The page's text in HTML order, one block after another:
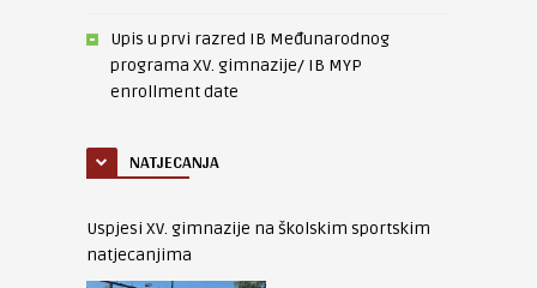
Upis u prvi razred IB Međunarodnog
programa XV. gimnazije/ IB MYP
enrollment date
NATJECANJA
Uspjesi XV. gimnazije na školskim sportskim
natjecanjima